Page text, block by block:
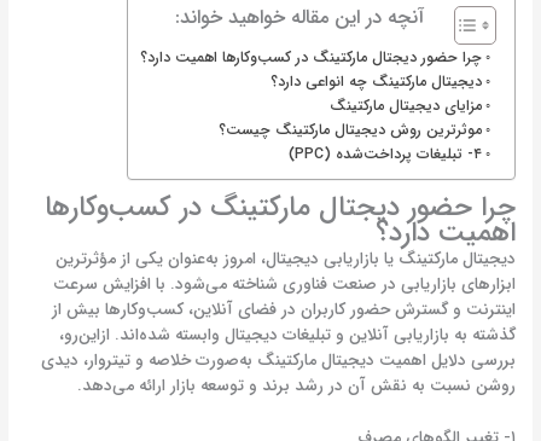
آنچه در این مقاله خواهید خواند:
چرا حضور دیجتال مارکتینگ در کسب‌وکارها اهمیت دارد؟
دیجیتال مارکتینگ چه انواعی دارد؟
مزایای دیجیتال مارکتینگ
موثرترین روش دیجیتال مارکتینگ چیست؟
۴- تبلیغات پرداخت‌شده (PPC)
چرا حضور دیجتال مارکتینگ در کسب‌وکارها
اهمیت دارد؟
دیجیتال مارکتینگ یا بازاریابی دیجیتال، امروز به‌عنوان یکی از مؤثرترین
ابزارهای بازاریابی در صنعت فناوری شناخته می‌شود. با افزایش سرعت
اینترنت و گسترش حضور کاربران در فضای آنلاین، کسب‌وکارها بیش از
گذشته به بازاریابی آنلاین و تبلیغات دیجیتال وابسته شده‌اند. ازاین‌رو،
بررسی دلایل اهمیت دیجیتال مارکتینگ به‌صورت خلاصه و تیتروار، دیدی
روشن نسبت به نقش آن در رشد برند و توسعه بازار ارائه می‌دهد.